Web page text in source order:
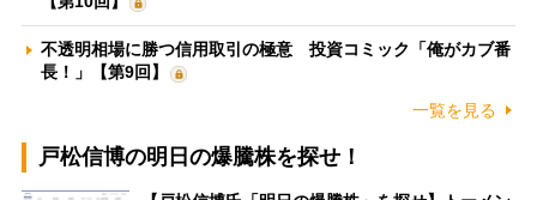
不透明相場に勝つ信用取引の極意 投資コミック「俺がカブ番
長！」【第9回】
一覧を見る
戸松信博の明日の爆騰株を探せ！